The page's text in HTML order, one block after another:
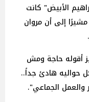
الأبيض" كانت
إلى أن مروان
أقوله حاجة ومش
حواليه هادئ جداً..
الجماعي".